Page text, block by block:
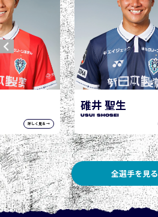
詳しく見る →
ウェリック ポポ
WERIK POPÓ
全選手を見る